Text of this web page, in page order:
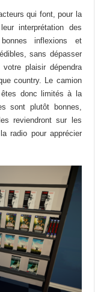
qui font, pour la
interprétation des
inflexions et
sans dépasser
plaisir dépendra
country. Le camion
êtes donc limités à la
sont plutôt bonnes,
reviendront sur les
radio pour apprécier